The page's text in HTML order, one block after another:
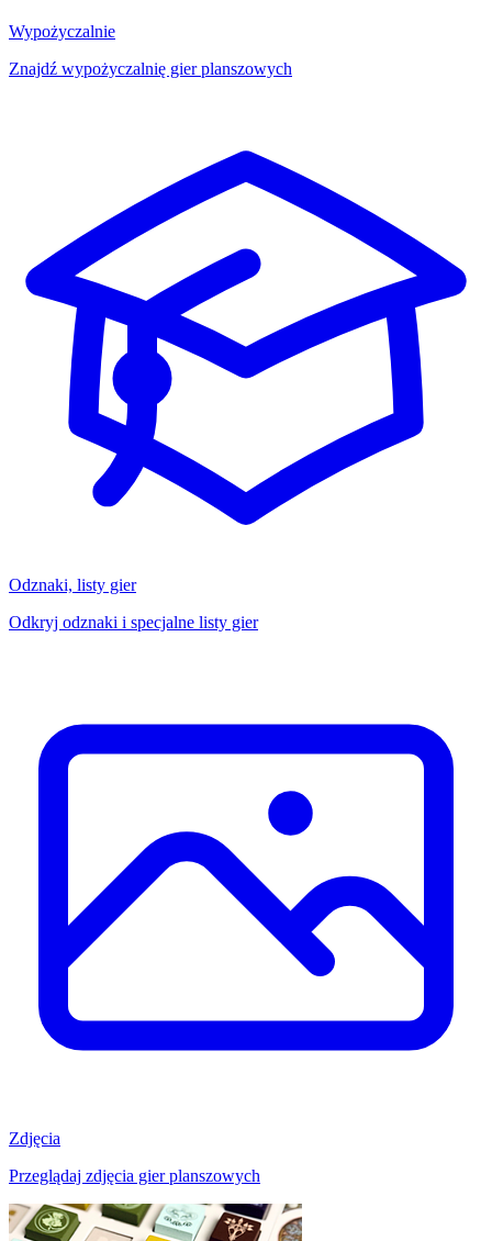
Wypożyczalnie
Znajdź wypożyczalnię gier planszowych
Odznaki, listy gier
Odkryj odznaki i specjalne listy gier
Zdjęcia
Przeglądaj zdjęcia gier planszowych